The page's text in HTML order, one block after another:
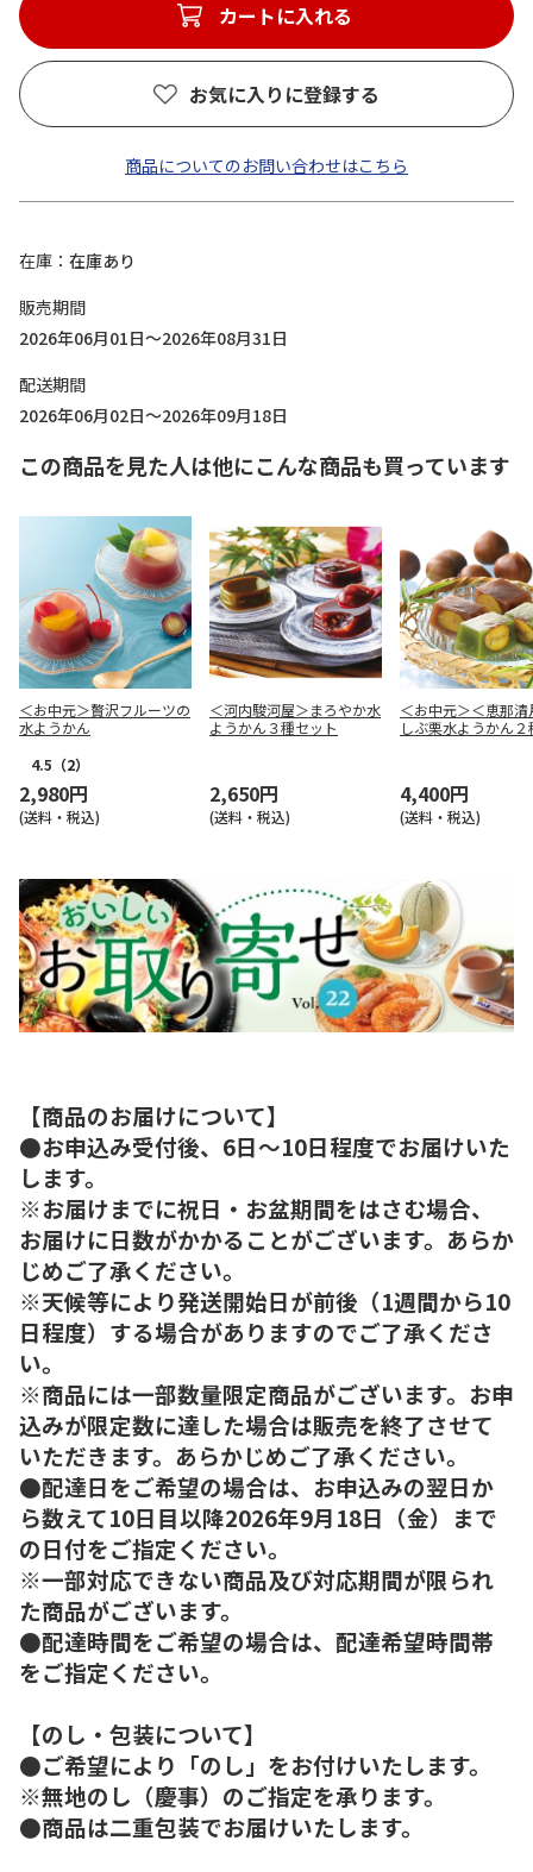
カートに入れる
お気に入りに登録する
商品についてのお問い合わせはこちら
在庫
在庫あり
販売期間
2026年06月01日～2026年08月31日
配送期間
2026年06月02日～2026年09月18日
この商品を見た人は他にこんな商品も買っています
＜お中元＞贅沢フルーツの
水ようかん
4.5 （2）
2,980円
(送料・税込)
＜河内駿河屋＞まろやか水
ようかん３種セット
2,650円
(送料・税込)
＜お中元＞＜恵那清
しぶ栗水ようかん
4,400円
(送料・税込)
【商品のお届けについて】
●お申込み受付後、6日～10日程度でお届けいた
します。
※お届けまでに祝日・お盆期間をはさむ場合、
お届けに日数がかかることがございます。あらか
じめご了承ください。
※天候等により発送開始日が前後（1週間から10
日程度）する場合がありますのでご了承くださ
い。
※商品には一部数量限定商品がございます。お申
込みが限定数に達した場合は販売を終了させて
いただきます。あらかじめご了承ください。
●配達日をご希望の場合は、お申込みの翌日か
ら数えて10日目以降2026年9月18日（金）まで
の日付をご指定ください。
※一部対応できない商品及び対応期間が限られ
た商品がございます。
●配達時間をご希望の場合は、配達希望時間帯
をご指定ください。
【のし・包装について】
●ご希望により「のし」をお付けいたします。
※無地のし（慶事）のご指定を承ります。
●商品は二重包装でお届けいたします。